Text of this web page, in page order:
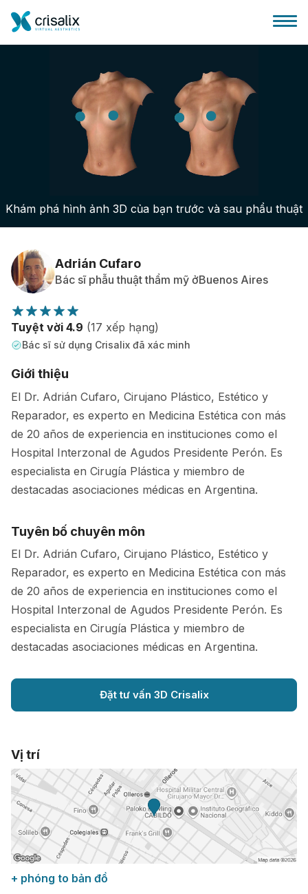
Bác sĩ phẫu thuật
Nền tảng kinh doanh 3D
Gói
Đánh giá của bệnh nhân
Khám phá hình ảnh 3D của bạn trước và sau phẩu thuật
Adrián Cufaro
Bác sĩ phẫu thuật thẩm mỹ ởBuenos Aires
Tuyệt vời 4.9 (17 xếp hạng)
Bác sĩ sử dụng Crisalix đã xác minh
Giới thiệu
El Dr. Adrián Cufaro, Cirujano Plástico, Estético y
Reparador, es experto en Medicina Estética con más
de 20 años de experiencia en instituciones como el
Hospital Interzonal de Agudos Presidente Perón. Es
especialista en Cirugía Plástica y miembro de
destacadas asociaciones médicas en Argentina.
Tuyên bố chuyên môn
El Dr. Adrián Cufaro, Cirujano Plástico, Estético y
Reparador, es experto en Medicina Estética con más
de 20 años de experiencia en instituciones como el
Hospital Interzonal de Agudos Presidente Perón. Es
especialista en Cirugía Plástica y miembro de
destacadas asociaciones médicas en Argentina.
Đặt tư vấn 3D Crisalix
Vị trí
+ phóng to bản đồ